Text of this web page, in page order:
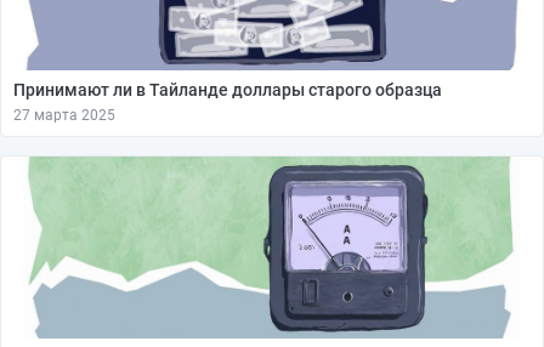
Принимают ли в Тайланде доллары старого образца
27 марта 2025